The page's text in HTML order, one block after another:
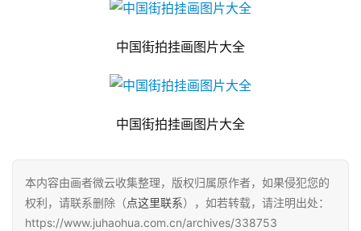
中国街拍挂画图片大全
中国街拍挂画图片大全
本内容由画者微云收集整理，版权归属原作者，如果侵犯您的
权利，请联系删除（点这里联系），如若转载，请注明出处：
https://www.juhaohua.com.cn/archives/338753